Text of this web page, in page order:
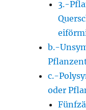
3.-
b.-
c.-
oder